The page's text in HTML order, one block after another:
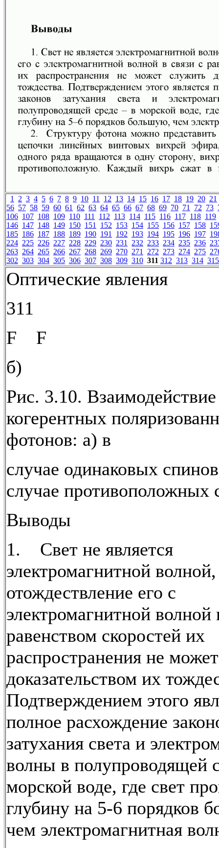
1 2 3 4 5 6 7 8 9 10 11 12 13 14 15 16 17 18 19 20 21
56 57 58 59 60 61 62 63 64 65 66 67 68 69 70 71 72 73
106 107 108 109 110 111 112 113 114 115 116 117 118 119
146 147 148 149 150 151 152 153 154 155 156 157 158
185 186 187 188 189 190 191 192 193 194 195 196 197
224 225 226 227 228 229 230 231 232 233 234 235 236
263 264 265 266 267 268 269 270 271 272 273 274 275
302 303 304 305 306 307 308 309 310 311 312 313 314 315
Оптические явления
311
F F
б)
Рис. 3.10. Взаимодействие
когерентных
фотонов: а) в
случае одинаковых
случае противоположных
Выводы
1. Свет не является
электромагнитной волной,
отождествление его с
электромагнитной волной
равенством скоростей их
распространения не
доказательством их
Подтверждением этого
полное расхождение
затухания света и
волны в полупроводящей
морской воде, где свет
глубину на 5-6 порядков
чем электромагнитная